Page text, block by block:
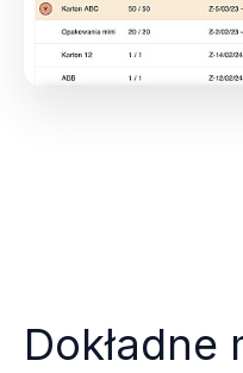
Dokładne